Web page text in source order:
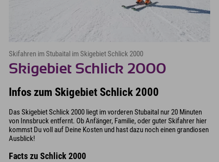
Skifahren im Stubaital im Skigebiet Schlick 2000
Skigebiet Schlick 2000
Infos zum Skigebiet Schlick 2000
Das Skigebiet Schlick 2000 liegt im vorderen Stubaital nur 20 Minuten
von Innsbruck entfernt. Ob Anfänger, Familie, oder guter Skifahrer hier
kommst Du voll auf Deine Kosten und hast dazu noch einen grandiosen
Ausblick!
Facts zu Schlick 2000